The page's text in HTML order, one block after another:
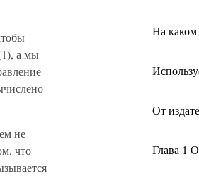
На каком
От
Глава 1
а мы
не
что